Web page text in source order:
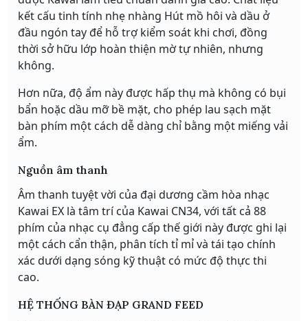
kết cấu tinh tính nhẹ nhàng Hút mồ hôi và dầu ở
đầu ngón tay để hỗ trợ kiểm soát khi chơi, đồng
thời sở hữu lớp hoàn thiện mờ tự nhiên, nhưng
không.
Hơn nữa, độ ẩm này được hấp thụ mà không có bụi
bẩn hoặc dầu mỡ bề mặt, cho phép lau sạch mặt
bàn phím một cách dễ dàng chỉ bằng một miếng vải
ẩm.
Nguồn âm thanh
Âm thanh tuyệt vời của đại dương cầm hòa nhạc
Kawai EX là tâm trí của Kawai CN34, với tất cả 88
phím của nhạc cụ đẳng cấp thế giới này được ghi lại
một cách cẩn thận, phân tích tỉ mỉ và tái tạo chính
xác dưới dạng sóng kỹ thuật có mức độ thực thi
cao.
HỆ THỐNG BÀN ĐẠP GRAND FEED